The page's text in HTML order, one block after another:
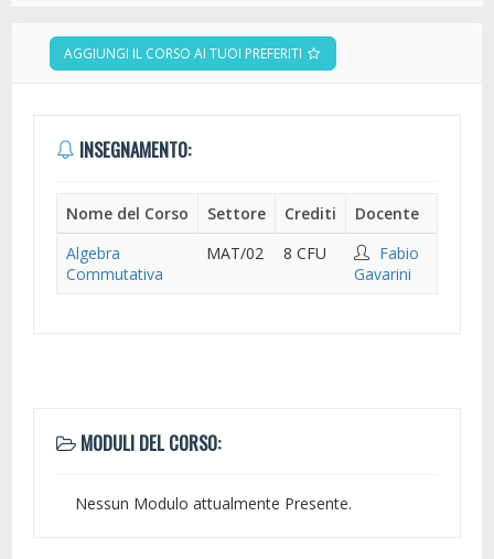
AGGIUNGI IL CORSO AI TUOI PREFERITI
INSEGNAMENTO:
Nome del Corso Settore Crediti
Docente
Algebra
Commutativa
MAT/02 8 CFU
Fabio
Gavarini
MODULI DEL CORSO:
Nessun Modulo attualmente Presente.